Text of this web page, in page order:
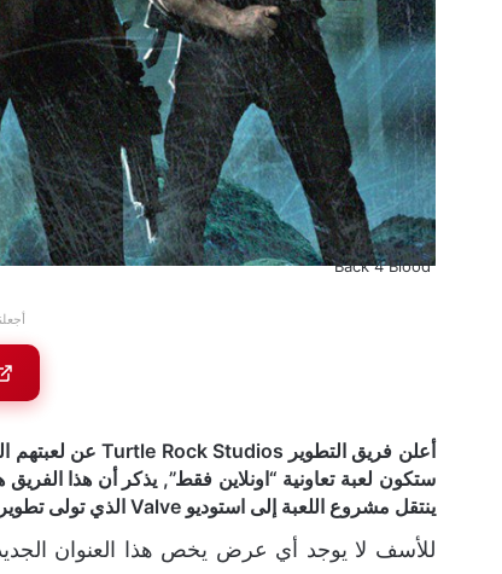
Back 4 Blood
ينتقل مشروع اللعبة إلى استوديو Valve الذي تولى تطويرها من الجزء الثالث و حتى الأخير.
للأسف لا يوجد أي عرض يخص هذا العنوان